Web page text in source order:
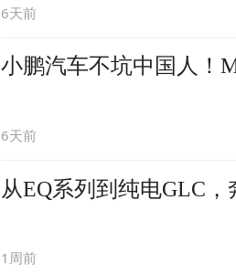
6天前
小鹏汽车不坑中国人！
6天前
从EQ系列到纯电GLC
1周前